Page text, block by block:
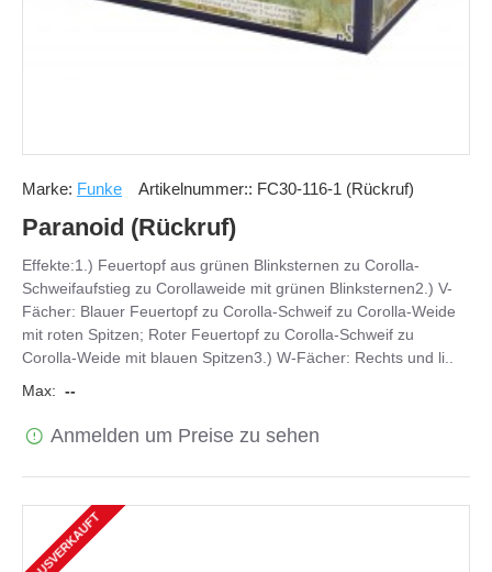
Marke: Funke Artikelnummer:: FC30-116-1 (Rückruf)
Paranoid (Rückruf)
Effekte:1.) Feuertopf aus grünen Blinksternen zu Corolla-
Schweifaufstieg zu Corollaweide mit grünen Blinksternen2.) V-
Fächer: Blauer Feuertopf zu Corolla-Schweif zu Corolla-Weide
mit roten Spitzen; Roter Feuertopf zu Corolla-Schweif zu
Corolla-Weide mit blauen Spitzen3.) W-Fächer: Rechts und li..
Max: --
Anmelden um Preise zu sehen
AUSVERKAUFT